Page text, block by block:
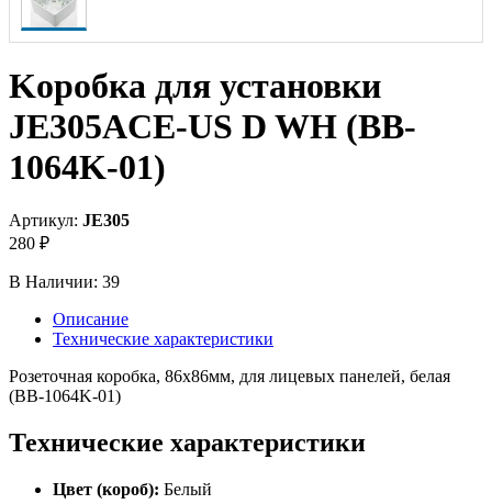
Kоробка для установки
JE305ACE-US D WH (BB-
1064K-01)
Артикул: JE305
280 ₽
В Наличии: 39
Описание
Технические характеристики
Розеточная коробка, 86x86мм, для лицевых панелей, белая
(BB-1064K-01)
Технические характеристики
Цвет (короб): Белый